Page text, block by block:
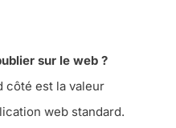
sur le web ?
côté est la valeur
web standard.